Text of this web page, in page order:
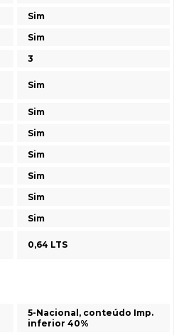
Sim
Sim
3
Sim
Sim
Sim
Sim
Sim
Sim
Sim
0,64 LTS
5-Nacional, conteúdo Imp.
inferior 40%